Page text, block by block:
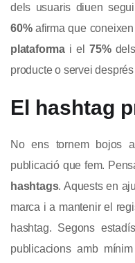
dels usuaris diuen
60%afirma que coneixen
plataforma i el 75%
producte o servei
El hashtag
No ens tornem bojos
publicació que fem.
hashtags. Aquests en
marca i a mantenir el
hashtag. Segons
publicacions amb